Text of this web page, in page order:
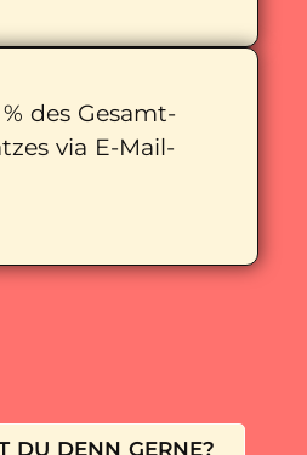
des Gesamt-
via E-Mail-
DU DENN GERNE?